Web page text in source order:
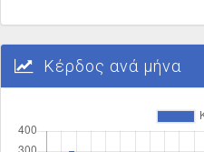
Κέρδος ανά μήνα